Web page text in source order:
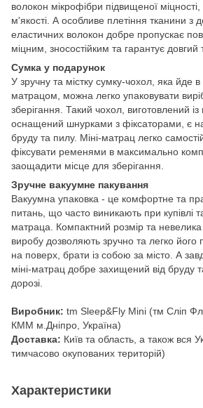
волокон мікрофібри підвищеної
м'якості. А особливе плетіння тканини з
еластичних волокон добре пропускає
міцним, зносостійким та гарантує довгий
Сумка у подарунок
У зручну та містку сумку-чохол, яка йде в
матрацом, можна легко упаковувати
зберігання. Такий чохол, виготовлений
оснащений шнурками з фіксаторами, є
бруду та пилу. Міні-матрац легко
фіксувати ременями в максимально
заощадити місце для зберігання.
Зручне вакуумне пакування
Вакуумна упаковка - це комфортне та
питань, що часто виникають при купівлі
матраца. Компактний розмір та невелика
виробу дозволяють зручно та легко його
на поверх, брати із собою за місто. А
міні-матрац добре захищений від бруду
дорозі.
Виробник: tm Sleep&Fly Mini (тм Сліп
КММ м.Дніпро, Україна)
Доставка: Київ та область, а також вся
тимчасово окупованих територій)
Характеристики